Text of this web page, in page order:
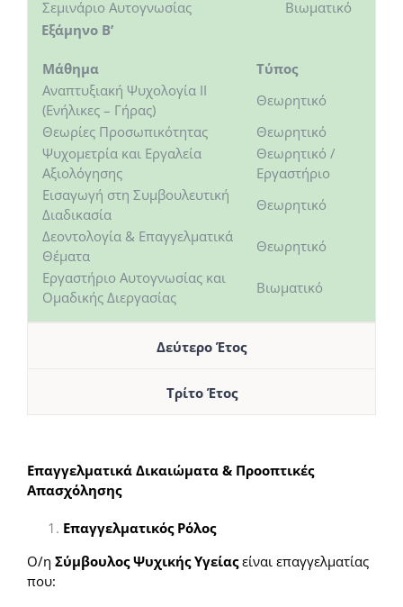
Sommelier & Bartender Training
Στιχουργική
Σεμινάριο Αυτογνωσίας
Βιωματικό
Εξάμηνο Β’
Μάθημα
Τύπος
Αναπτυξιακή Ψυχολογία ΙΙ
(Ενήλικες – Γήρας)
Θεωρητικό
Θεωρίες Προσωπικότητας
Θεωρητικό
Ψυχομετρία και Εργαλεία
Αξιολόγησης
Θεωρητικό /
Εργαστήριο
Εισαγωγή στη Συμβουλευτική
Διαδικασία
Θεωρητικό
Δεοντολογία & Επαγγελματικά
Θέματα
Θεωρητικό
Εργαστήριο Αυτογνωσίας και
Ομαδικής Διεργασίας
Βιωματικό
Δεύτερο Έτος
Τρίτο Έτος
Επαγγελματικά Δικαιώματα & Προοπτικές
Απασχόλησης
Επαγγελματικός Ρόλος
Ο/η Σύμβουλος Ψυχικής Υγείαςείναι επαγγελματίας
που: